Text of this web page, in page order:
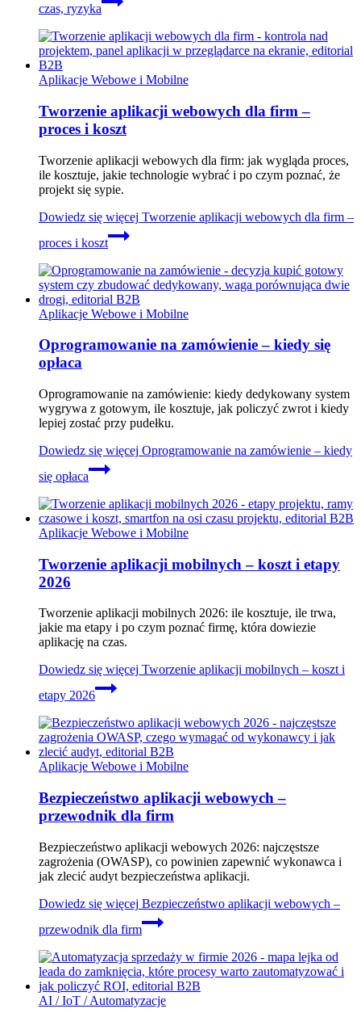
czas, ryzyka
Aplikacje Webowe i Mobilne
Tworzenie aplikacji webowych dla firm –
proces i koszt
Tworzenie aplikacji webowych dla firm: jak wygląda proces,
ile kosztuje, jakie technologie wybrać i po czym poznać, że
projekt się sypie.
Dowiedz się więcej Tworzenie aplikacji webowych dla firm –
proces i koszt
Aplikacje Webowe i Mobilne
Oprogramowanie na zamówienie – kiedy się
opłaca
Oprogramowanie na zamówienie: kiedy dedykowany system
wygrywa z gotowym, ile kosztuje, jak policzyć zwrot i kiedy
lepiej zostać przy pudełku.
Dowiedz się więcej Oprogramowanie na zamówienie – kiedy
się opłaca
Aplikacje Webowe i Mobilne
Tworzenie aplikacji mobilnych – koszt i etapy
2026
Tworzenie aplikacji mobilnych 2026: ile kosztuje, ile trwa,
jakie ma etapy i po czym poznać firmę, która dowiezie
aplikację na czas.
Dowiedz się więcej Tworzenie aplikacji mobilnych – koszt i
etapy 2026
Aplikacje Webowe i Mobilne
Bezpieczeństwo aplikacji webowych –
przewodnik dla firm
Bezpieczeństwo aplikacji webowych 2026: najczęstsze
zagrożenia (OWASP), co powinien zapewnić wykonawca i
jak zlecić audyt bezpieczeństwa aplikacji.
Dowiedz się więcej Bezpieczeństwo aplikacji webowych –
przewodnik dla firm
AI / IoT / Automatyzacje